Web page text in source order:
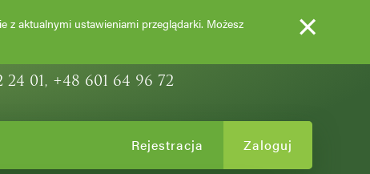
OZDOBNE
24 01, +48 601 64 96 72
Zaloguj
Rejestracja
z aktualnymi ustawieniami przeglądarki. Możesz
×